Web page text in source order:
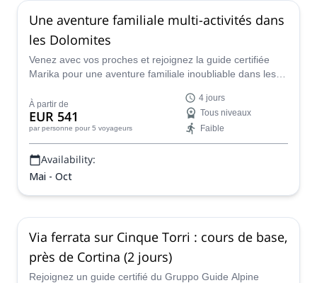
Une aventure familiale multi-activités dans
les Dolomites
Venez avec vos proches et rejoignez la guide certifiée
Marika pour une aventure familiale inoubliable dans les
la via ferrata dans le cadre d'un programme palpitant
avec des options amusantes pour tout le monde dans un
site impressionnant et ramenez chez vous les meilleurs
souvenirs.
À partir de
EUR 541
par personne pour 5 voyageurs
4 jours
Tous niveaux
Faible
Availability:
Mai - Oct
Via ferrata sur Cinque Torri : cours de base,
près de Cortina (2 jours)
Rejoignez un guide certifié du Gruppo Guide Alpine